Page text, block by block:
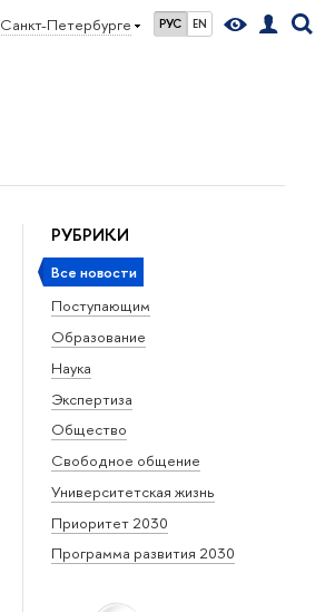
Санкт-Петербурге РУС EN
РУБРИКИ
Все новости
Поступающим
Образование
Наука
Экспертиза
Общество
Свободное общение
Университетская жизнь
Приоритет 2030
Программа развития 2030